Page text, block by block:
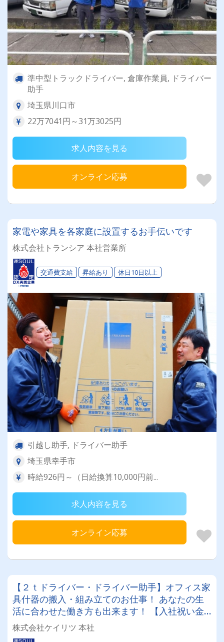
準中型トラックドライバー, 倉庫作業員, ドライバー
助手
埼玉県川口市
22万7041円～31万3025円
求人内容を見る
オンライン応募
家電や家具を各家庭に設置するお手伝いです
株式会社トランシア 本社営業所
交通費支給 昇給あり 休日10日以上
引越し助手, ドライバー助手
埼玉県幸手市
時給926円～（日給換算10,000円前...
求人内容を見る
オンライン応募
【２ｔドライバー・ドライバー助手】オフィス家
具什器の搬入・組み立てのお仕事！ あなたの生
活に合わせた働き方も出来ます！ 【入社祝い金
あり】【基本土日祝休み】【助手の方と楽々作
業】
株式会社ケイリツ 本社